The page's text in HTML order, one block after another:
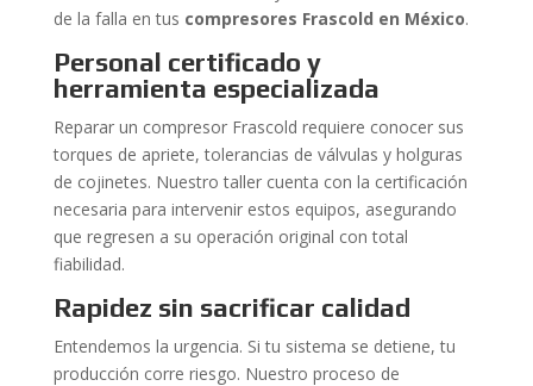
de la falla en tus compresores Frascold en México.
Personal certificado y
herramienta especializada
Reparar un compresor Frascold requiere conocer sus
torques de apriete, tolerancias de válvulas y holguras
de cojinetes. Nuestro taller cuenta con la certificación
necesaria para intervenir estos equipos, asegurando
que regresen a su operación original con total
fiabilidad.
Rapidez sin sacrificar calidad
Entendemos la urgencia. Si tu sistema se detiene, tu
producción corre riesgo. Nuestro proceso de